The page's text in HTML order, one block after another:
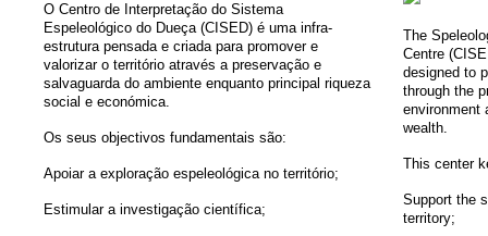
O Centro de Interpretação do Sistema
Espeleológico do Dueça (CISED) é uma infra-
estrutura pensada e criada para promover e
valorizar o território através a preservação e
salvaguarda do ambiente enquanto principal riqueza
social e económica.
Os seus objectivos fundamentais são:
Apoiar a exploração espeleológica no território;
Estimular a investigação científica;
The
Centre (
designed to
through the
environment
wealth.
This center
Support the
territory;